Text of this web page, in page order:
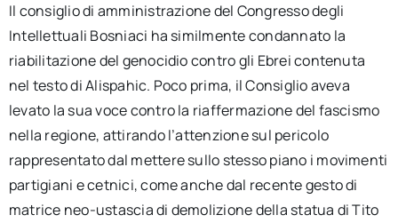
Il consiglio di amministrazione del Congresso degli
Intellettuali Bosniaci ha similmente condannato la
riabilitazione del genocidio contro gli Ebrei contenuta
nel testo di Alispahic. Poco prima, il Consiglio aveva
levato la sua voce contro la riaffermazione del fascismo
nella regione, attirando l’attenzione sul pericolo
rappresentato dal mettere sullo stesso piano i movimenti
partigiani e cetnici, come anche dal recente gesto di
matrice neo-ustascia di demolizione della statua di Tito